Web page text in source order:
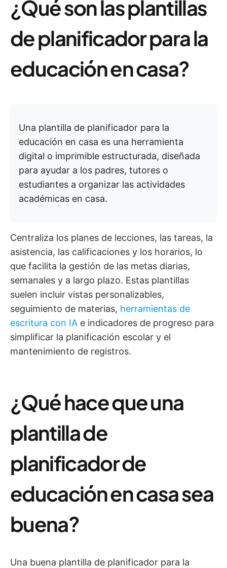
¿Qué son las plantillas
de planificador para la
educación en casa?
Una plantilla de planificador para la
educación en casa es una herramienta
digital o imprimible estructurada, diseñada
para ayudar a los padres, tutores o
estudiantes a organizar las actividades
académicas en casa.
Centraliza los planes de lecciones, las tareas, la
asistencia, las calificaciones y los horarios, lo
que facilita la gestión de las metas diarias,
semanales y a largo plazo. Estas plantillas
suelen incluir vistas personalizables,
seguimiento de materias, herramientas de
escritura con IA e indicadores de progreso para
simplificar la planificación escolar y el
mantenimiento de registros.
¿Qué hace que una
plantilla de
planificador de
educación en casa sea
buena?
Una buena plantilla de planificador para la